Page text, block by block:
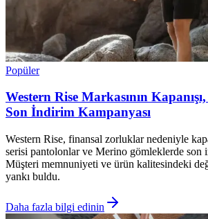
Popüler
Western Rise Markasının
Son İndirim Kampanyası
Western Rise, finansal zorluklar nedeniyle
serisi pantolonlar ve Merino gömleklerde son
Müşteri memnuniyeti ve ürün kalitesindeki
yankı buldu.
Daha fazla bilgi edinin